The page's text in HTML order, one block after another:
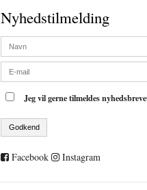
Nyhedstilmelding
Jeg vil gerne tilmeldes
Godkend
Facebook Instagram